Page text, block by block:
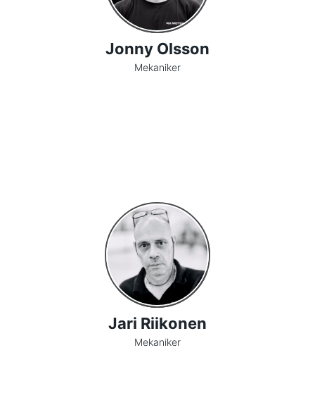
Jonny Olsson
Mekaniker
Jari Riikonen
Mekaniker